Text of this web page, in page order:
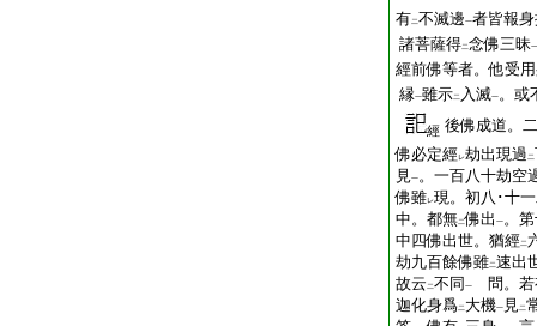
有二不滅邊一者皆報
諸菩薩得二念佛三昧一
經前佛等者。他受
縁一雖示二 入滅一。或
經 後佛成道。
佛必定經レ劫出現過 二
見一。一百八十劫空
佛雖レ現。初八･十
中。都無二佛出 一。
中四佛出世。猶經二
劫九百餘佛雖二速出
故云 二不同 一
問。若
迦化身爲二 大機一 見二